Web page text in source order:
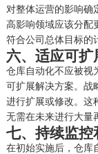
对整体运营的影响确
高影响领域应该分配
符合公司总体目标的
六、 适应可扩
仓库自动化不应被视
可扩展解决方案。战
进行扩展或修改。这
无需在未来进行大量
七、 持续监控
在初始实施后，仓库